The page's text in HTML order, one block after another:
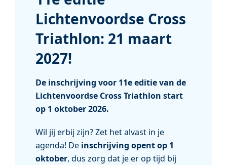
Lichtenvoordse Cross
Triathlon: 21 maart
2027!
De inschrijving voor 11e editie van de
Lichtenvoordse Cross Triathlon start
op 1 oktober 2026.
Wil jij erbij zijn? Zet het alvast in je
agenda! De inschrijving opent op 1
oktober, dus zorg dat je er op tijd bij